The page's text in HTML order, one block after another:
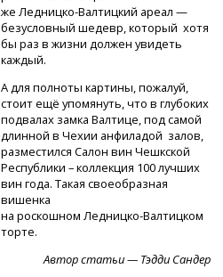
же Ледницко-Валтицкий ареал —
безусловный шедевр, который хотя
бы раз в жизни должен увидеть
каждый.
А для полноты картины, пожалуй,
стоит ещё упомянуть, что в глубоких
подвалах замка Валтице, под самой
длинной в Чехии анфиладой залов,
разместился Салон вин Чешкской
Республики – коллекция 100 лучших
вин года. Такая своеобразная
вишенка
на роскошном Ледницко-Валтицком
торте.
Автор статьи — Тэдди Сандер